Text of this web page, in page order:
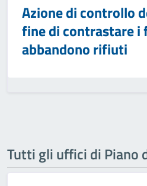
Azione di controllo
fine di contrastare i
abbandono rifiuti
Tutti gli uffici di Piano